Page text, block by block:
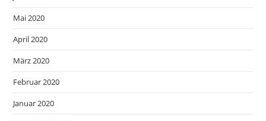
Mai 2020
April 2020
März 2020
Februar 2020
Januar 2020